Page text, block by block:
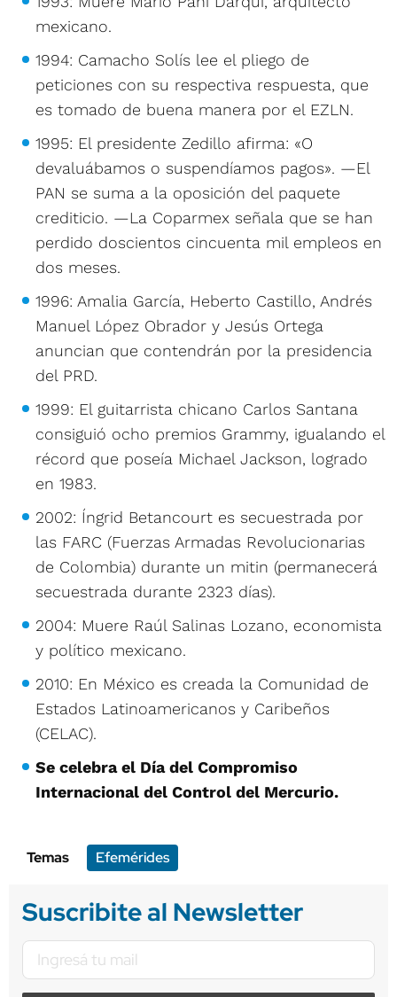
mexicano.
1994: Camacho Solís lee el pliego de
peticiones con su respectiva respuesta, que
es tomado de buena manera por el EZLN.
1995: El presidente Zedillo afirma: «O
devaluábamos o suspendíamos pagos». —El
PAN se suma a la oposición del paquete
crediticio. —La Coparmex señala que se han
perdido doscientos cincuenta mil empleos en
dos meses.
1996: Amalia García, Heberto Castillo, Andrés
Manuel López Obrador y Jesús Ortega
anuncian que contendrán por la presidencia
del PRD.
1999: El guitarrista chicano Carlos Santana
consiguió ocho premios Grammy, igualando el
récord que poseía Michael Jackson, logrado
en 1983.
2002: Íngrid Betancourt es secuestrada por
las FARC (Fuerzas Armadas Revolucionarias
de Colombia) durante un mitin (permanecerá
secuestrada durante 2323 días).
2004: Muere Raúl Salinas Lozano, economista
y político mexicano.
2010: En México es creada la Comunidad de
Estados Latinoamericanos y Caribeños
(CELAC).
Se celebra el Día del Compromiso
Internacional del Control del Mercurio.
Temas Efemérides
Suscribite al Newsletter